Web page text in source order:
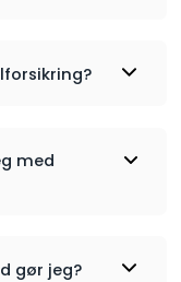
med
gør jeg?